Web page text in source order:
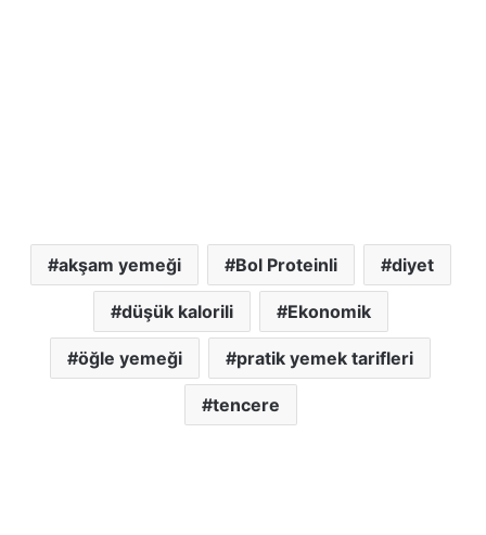
akşam yemeği Bol Proteinli diyet
düşük kalorili Ekonomik
öğle yemeği pratik yemek tarifleri
tencere